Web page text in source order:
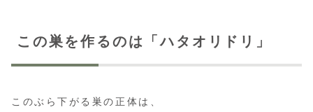
この巣を作るのは「ハタオリドリ」
このぶら下がる巣の正体は、